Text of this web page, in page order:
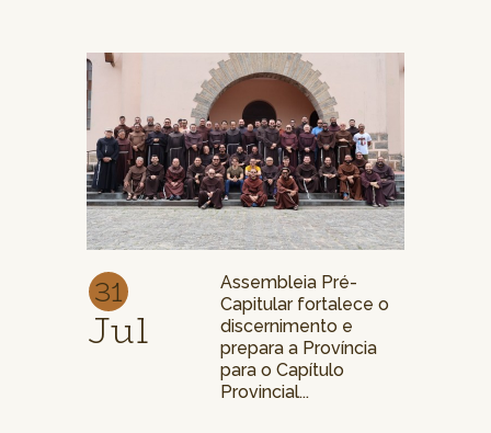
31
Jul
Assembleia Pré-
Capitular fortalece o
discernimento e
prepara a Província
para o Capítulo
Provincial...